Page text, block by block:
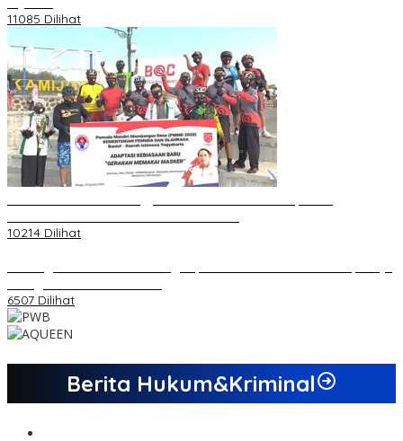
11085 Dilihat
10214 Dilihat
6507 Dilihat
Berita Hukum&Kriminal